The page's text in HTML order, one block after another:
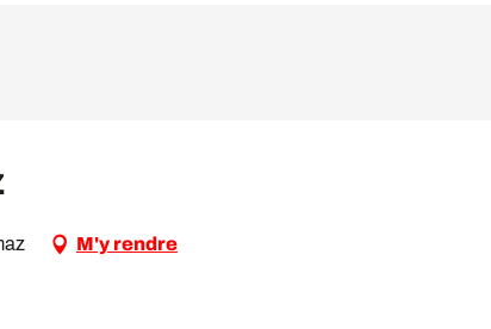
M'y rendre